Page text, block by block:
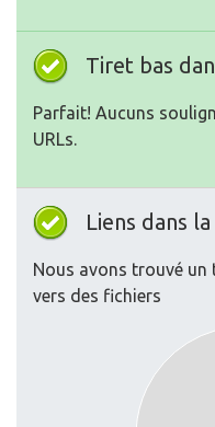
Tiret bas
Parfait! Aucuns
URLs.
Liens dans
Nous avons trouvé un
vers des fichiers